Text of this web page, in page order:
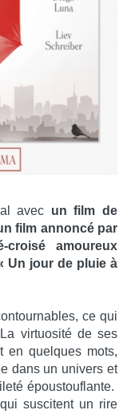
avec un film de
film annoncé par
amoureux
Un jour de pluie à
ce qui
virtuosité de ses
en quelques mots,
dans un univers et
époustouflante.
suscitent un rire